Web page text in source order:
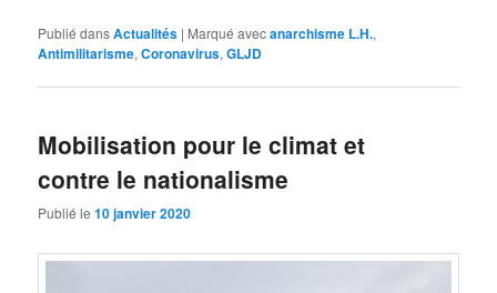
Publié dansActualités | Marqué avecanarchisme L.H.,
Antimilitarisme,Coronavirus,GLJD
Mobilisation pour le climat et
contre le nationalisme
Publié le10 janvier 2020